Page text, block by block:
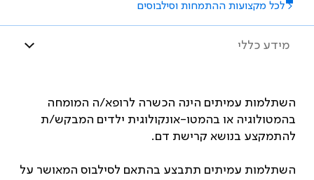
< לכל מקצועות ההתמחות וסילבוסים
מידע כללי
השתלמות עמיתים הינה הכשרה לרופא/ה המומחה
בהמטולוגיה או בהמטו-אונקולוגית ילדים המבקש/ת
להתמקצע בנושא קרישת דם.
השתלמות עמיתים תתבצע בהתאם לסילבוס המאושר על